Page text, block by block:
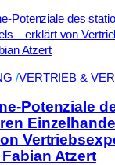
/VERTRIEB &
Potenziale
Atzert